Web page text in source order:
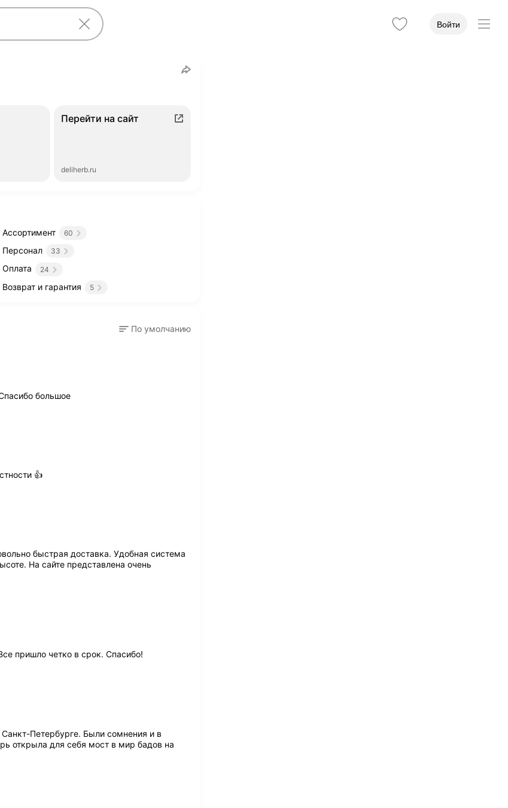
Войти
Перейти на сайт
deliherb.ru
Ассортимент 60
Персонал 33
Оплата 24
Возврат и гарантия 5
По умолчанию
большое
👍
быстрая доставка. Удобная система
На сайте представлена очень
пришло четко в срок. Спасибо!
Петербурге. Были сомнения и в
открыла для себя мост в мир бадов на